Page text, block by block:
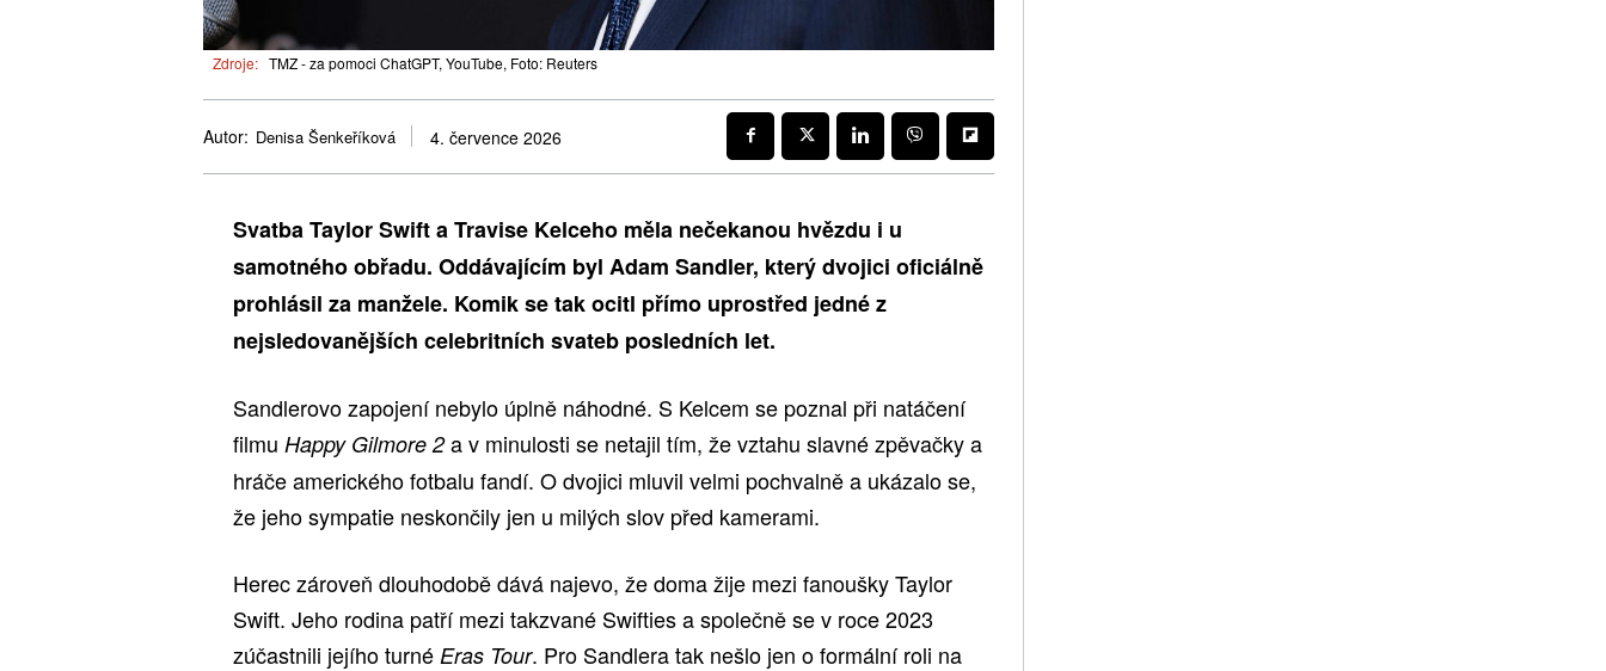
Zdroje: TMZ - za pomoci ChatGPT, YouTube, Foto: Reuters
Autor: Denisa Šenkeříková 4. července 2026
Svatba Taylor Swift a Travise Kelceho měla nečekanou hvězdu i u
samotného obřadu. Oddávajícím byl Adam Sandler, který dvojici oficiálně
prohlásil za manžele. Komik se tak ocitl přímo uprostřed jedné z
nejsledovanějších celebritních svateb posledních let.
Sandlerovo zapojení nebylo úplně náhodné. S Kelcem se poznal při natáčení
filmu Happy Gilmore 2a v minulosti se netajil tím, že vztahu slavné zpěvačky a
hráče amerického fotbalu fandí. O dvojici mluvil velmi pochvalně a ukázalo se,
že jeho sympatie neskončily jen u milých slov před kamerami.
Herec zároveň dlouhodobě dává najevo, že doma žije mezi fanoušky Taylor
Swift. Jeho rodina patří mezi takzvané Swifties a společně se v roce 2023
zúčastnili jejího turné Eras Tour. Pro Sandlera tak nešlo jen o formální roli na